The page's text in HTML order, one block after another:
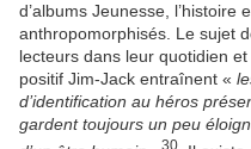
d’albums Jeunesse, l’histoire
anthropomorphisés. Le sujet
lecteurs dans leur quotidien
positif Jim-Jack entraînent «
d’identification au héros
gardent toujours un peu
30